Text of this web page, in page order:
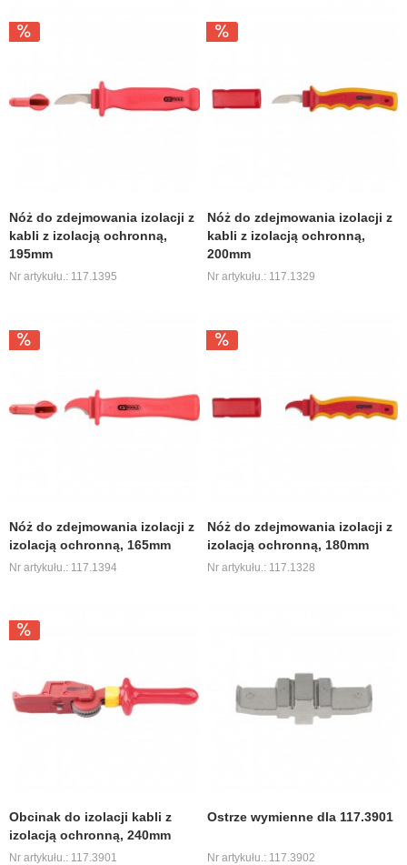
Nóż do zdejmowania izolacji z
kabli z izolacją ochronną,
195mm
Nr artykułu.: 117.1395
Nóż do zdejmowania izolacji z
kabli z izolacją ochronną,
200mm
Nr artykułu.: 117.1329
Nóż do zdejmowania izolacji z
izolacją ochronną, 165mm
Nr artykułu.: 117.1394
Nóż do zdejmowania izolacji z
izolacją ochronną, 180mm
Nr artykułu.: 117.1328
Obcinak do izolacji kabli z
izolacją ochronną, 240mm
Nr artykułu.: 117.3901
Ostrze wymienne dla 117.3901
Nr artykułu.: 117.3902